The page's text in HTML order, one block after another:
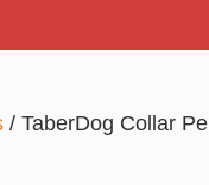
/ TaberDog Collar